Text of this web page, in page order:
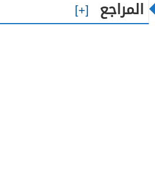
المراجع